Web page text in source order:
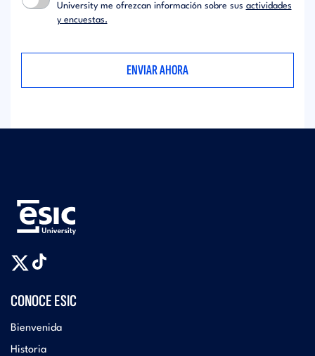
University me ofrezcan información sobre sus actividades
y encuestas.
CONOCE ESIC
Bienvenida
Historia